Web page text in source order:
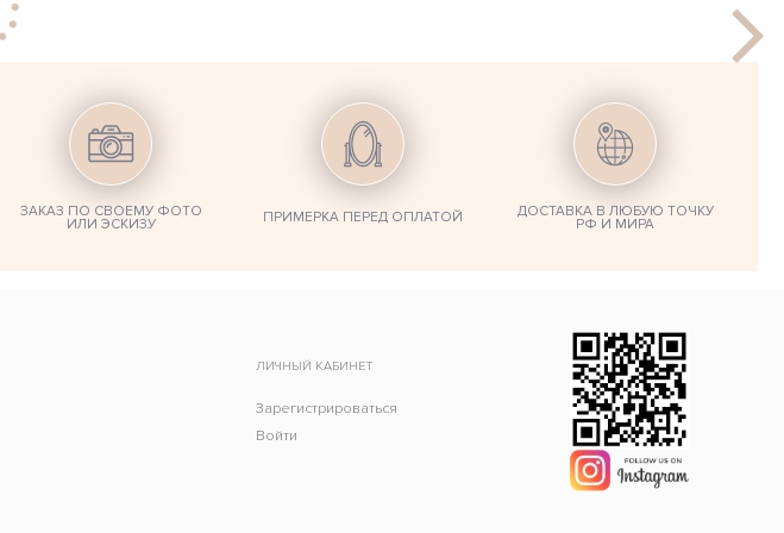
ЗАКАЗ ПО СВОЕМУ ФОТО
ИЛИ ЭСКИЗУ ПРИМЕРКА ПЕРЕД ОПЛАТОЙ ДОСТАВКА В ЛЮБУЮ ТОЧКУ
РФ И МИРА
ЛИЧНЫЙ КАБИНЕТ
Зарегистрироваться
Войти